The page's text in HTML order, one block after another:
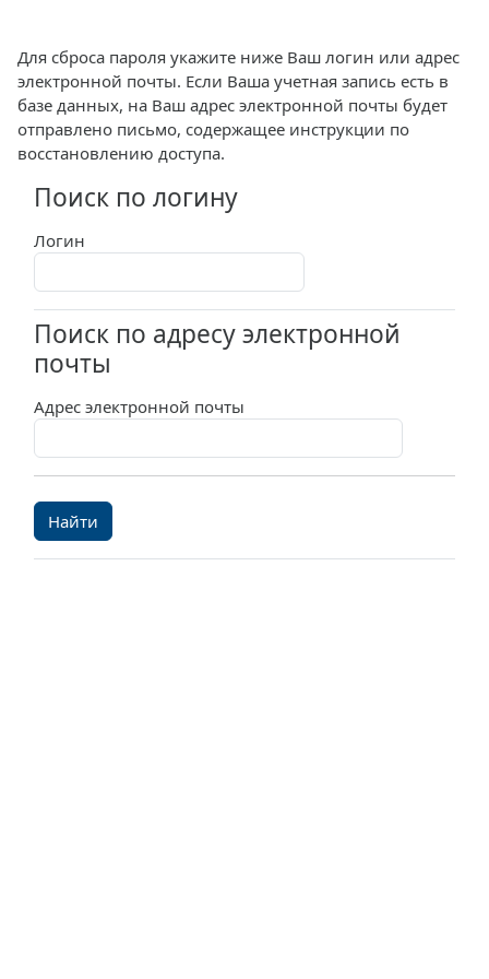
Для сброса пароля укажите ниже Ваш логин или адрес
электронной почты. Если Ваша учетная запись есть в
базе данных, на Ваш адрес электронной почты будет
отправлено письмо, содержащее инструкции по
восстановлению доступа.
Поиск по логину
Поиск по логину
Логин
Поиск по адресу электронной почты
Поиск по адресу электронной
почты
Адрес электронной почты